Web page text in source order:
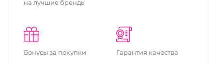
на лучшие бренды
Бонусы за покупки Гарантия качества